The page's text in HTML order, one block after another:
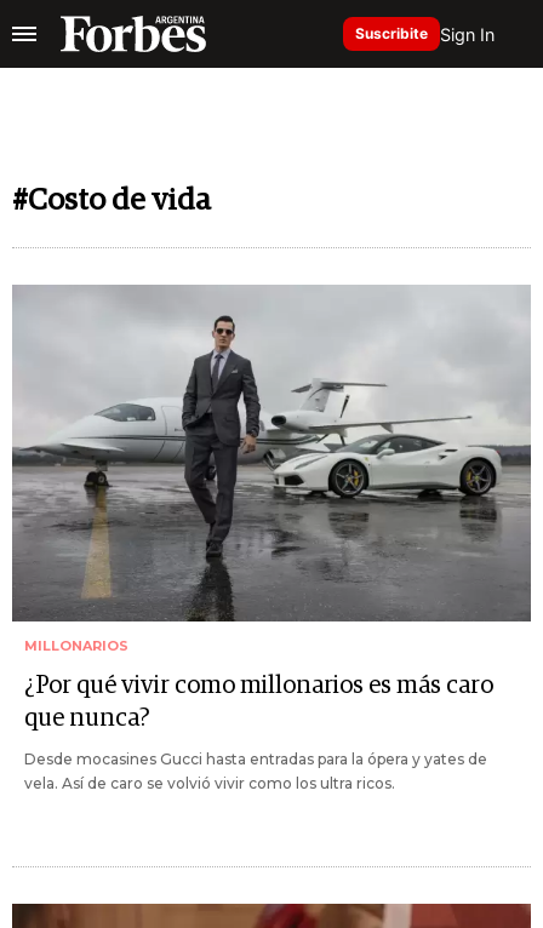
Suscribite Sign In
#Costo de vida
MILLONARIOS
¿Por qué vivir como millonarios es más caro
que nunca?
Desde mocasines Gucci hasta entradas para la ópera y yates de
vela. Así de caro se volvió vivir como los ultra ricos.